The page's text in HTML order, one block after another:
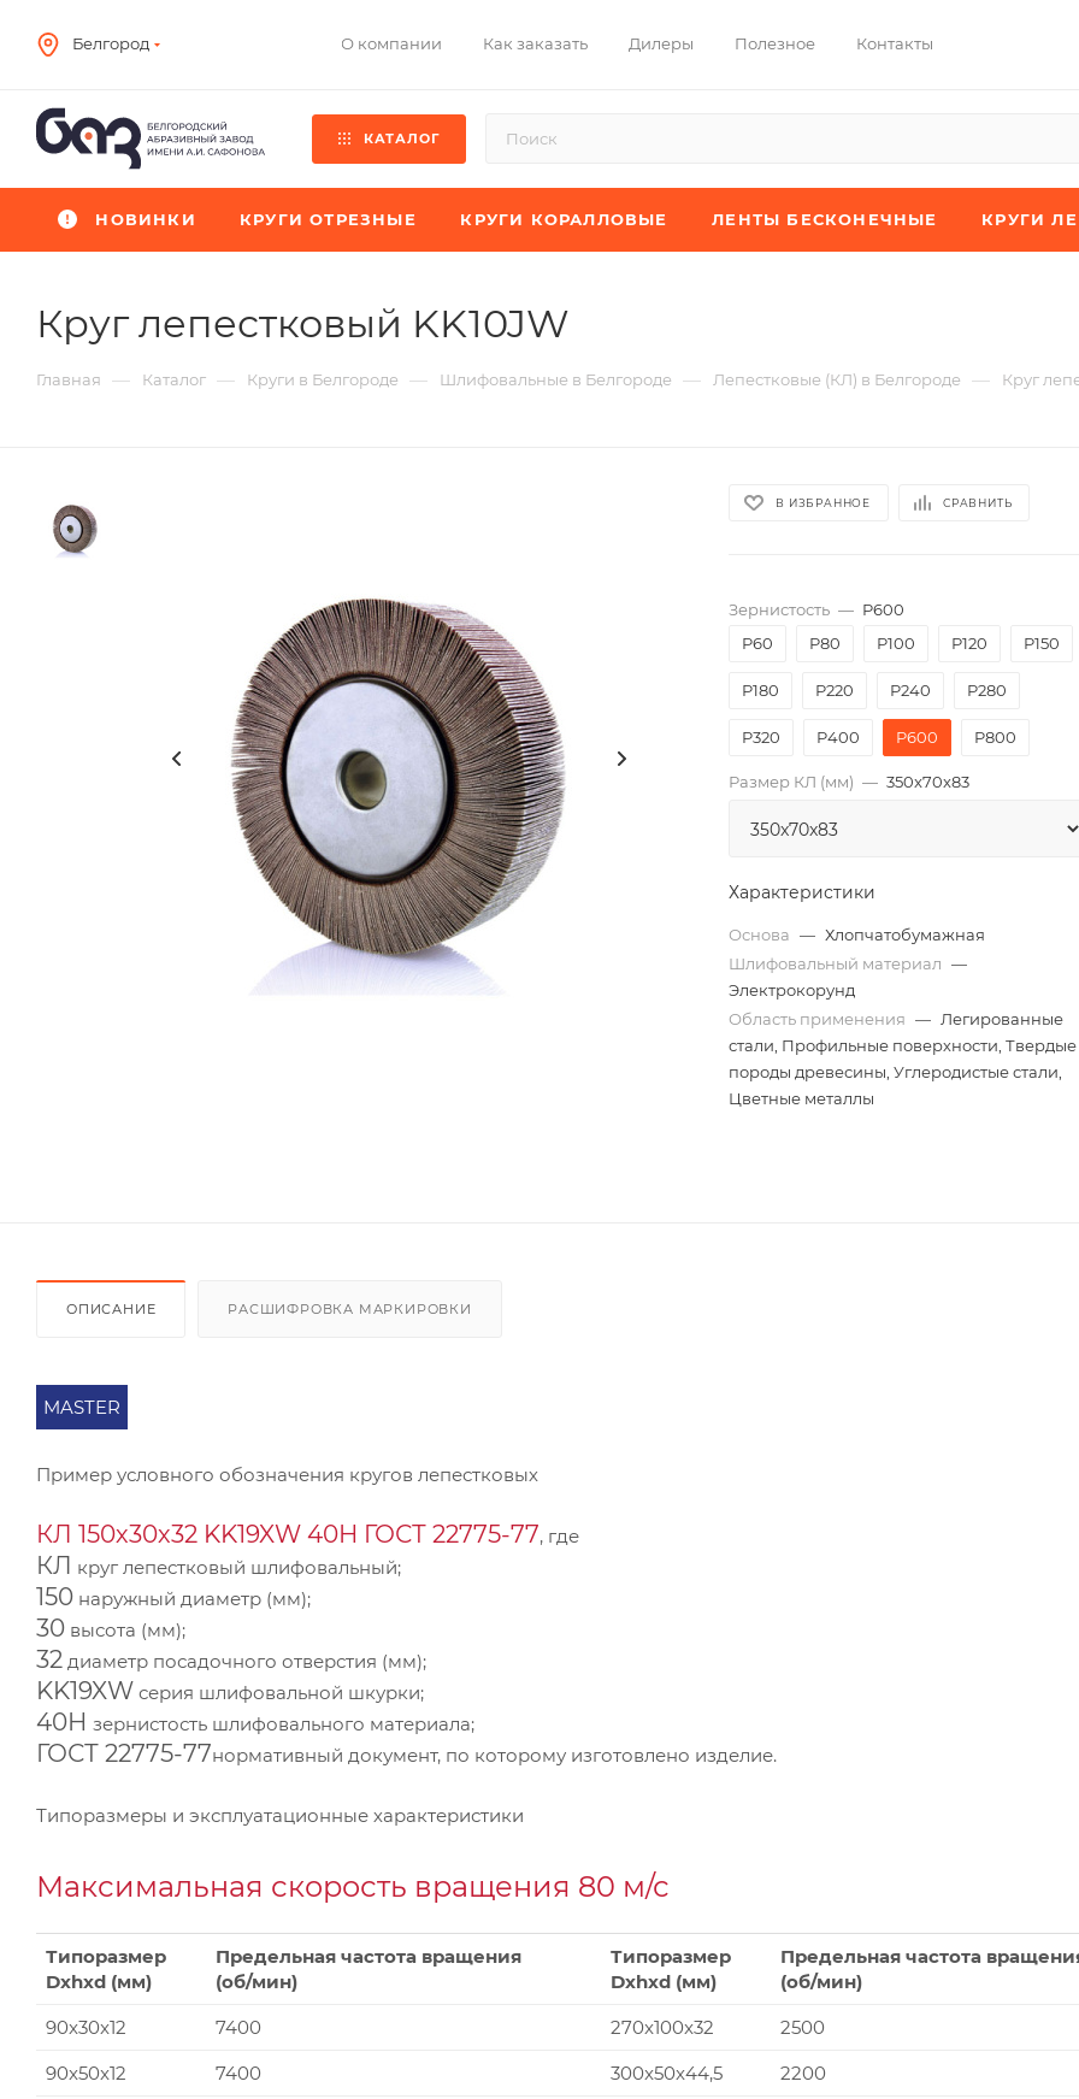
Белгород О компании Как заказать Дилеры Полезное Контакты
КАТАЛОГ
НОВИНКИ КРУГИ ОТРЕЗНЫЕ КРУГИ КОРАЛЛОВЫЕ ЛЕНТЫ БЕСКОНЕЧНЫЕ КРУГИ
Круг лепестковый KK10JW
Главная — Каталог — Круги в Белгороде — Шлифовальные в Белгороде — Лепестковые (КЛ) в Белгороде — Круг
В ИЗБРАННОЕ СРАВНИТЬ
Зернистость — P600
P60
P80 P100 P120 P150
P180 P220 P240 P280
P320 P400 P600 P800
Размер КЛ (мм) — 350x70x83
Характеристики
Основа — Хлопчатобумажная
Шлифовальный материал —
Электрокорунд
Область применения — Легированные
стали, Профильные поверхности, Твердые
породы древесины, Углеродистые стали,
Цветные металлы
ОПИСАНИЕ РАСШИФРОВКА МАРКИРОВКИ
MASTER
Пример условного обозначения кругов лепестковых
КЛ 150х30х32 KK19XW 40Н ГОСТ 22775-77, где
КЛ круг лепестковый шлифовальный;
150 наружный диаметр (мм);
30 высота (мм);
32 диаметр посадочного отверстия (мм);
KK19XW серия шлифовальной шкурки;
40Н зернистость шлифовального материала;
ГОСТ 22775-77нормативный документ, по которому изготовлено изделие.
Типоразмеры и эксплуатационные характеристики
Максимальная скорость вращения 80 м/с
Типоразмер
Dxhxd (мм)
Предельная частота вращения
(об/мин)
Типоразмер
Dxhxd (мм)
Предельная частота
(об/мин)
90x30x12
7400 270x100x32
2500
90x50x12
7400 300x50x44,5
2200